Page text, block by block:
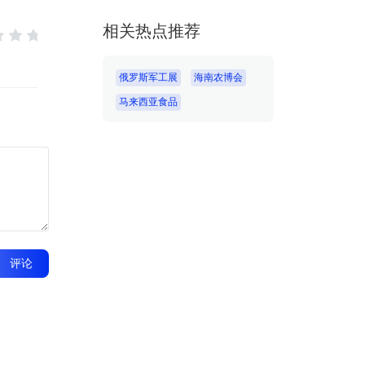
评论
相关热点推荐
俄罗斯军工展 海南农博会
马来西亚食品